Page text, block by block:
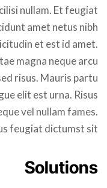
nullam. Et feugiat
amet netus nibh
et est id amet.
magna neque arcu
risus. Mauris partu
elit est urna. Risus
vel nullam fames.
feugiat dictumst sit.
Solutions